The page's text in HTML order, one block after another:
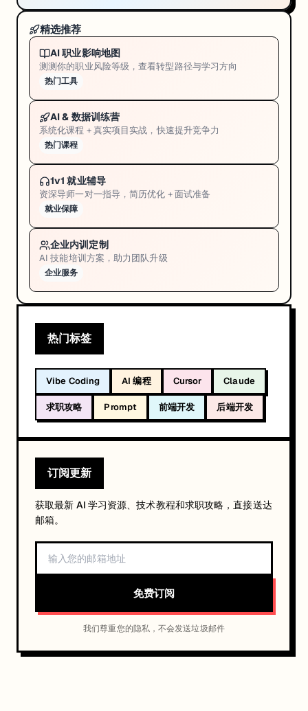
精选推荐
AI 职业影响地图
测测你的职业风险等级，查看转型路径与学习方向
热门工具
AI & 数据训练营
系统化课程 + 真实项目实战，快速提升竞争力
热门课程
1v1 就业辅导
资深导师一对一指导，简历优化 + 面试准备
就业保障
企业内训定制
AI 技能培训方案，助力团队升级
企业服务
热门标签
Vibe Coding AI 编程 Cursor Claude
求职攻略 Prompt 前端开发 后端开发
订阅更新
获取最新 AI 学习资源、技术教程和求职攻略，直接送达
邮箱。
免费订阅
我们尊重您的隐私，不会发送垃圾邮件